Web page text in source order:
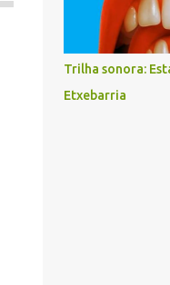
Trilha sonora:
Etxebarria